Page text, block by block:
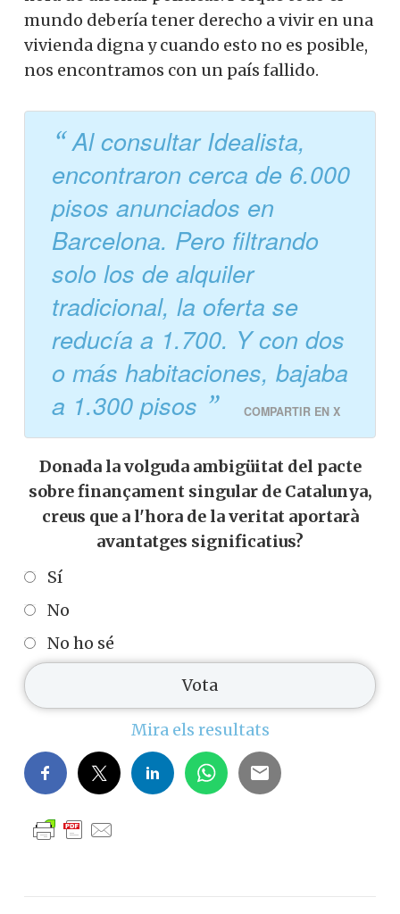
mundo debería tener derecho a vivir en una
vivienda digna y cuando esto no es posible,
nos encontramos con un país fallido.
Al consultar Idealista,
encontraron cerca de 6.000
pisos anunciados en
Barcelona. Pero filtrando
solo los de alquiler
tradicional, la oferta se
reducía a 1.700. Y con dos
o más habitaciones, bajaba
a 1.300 pisos
COMPARTIR EN X
Donada la volguda ambigüitat del pacte
sobre finançament singular de Catalunya,
creus que a l'hora de la veritat aportarà
avantatges significatius?
Sí
No
No ho sé
Mira els resultats